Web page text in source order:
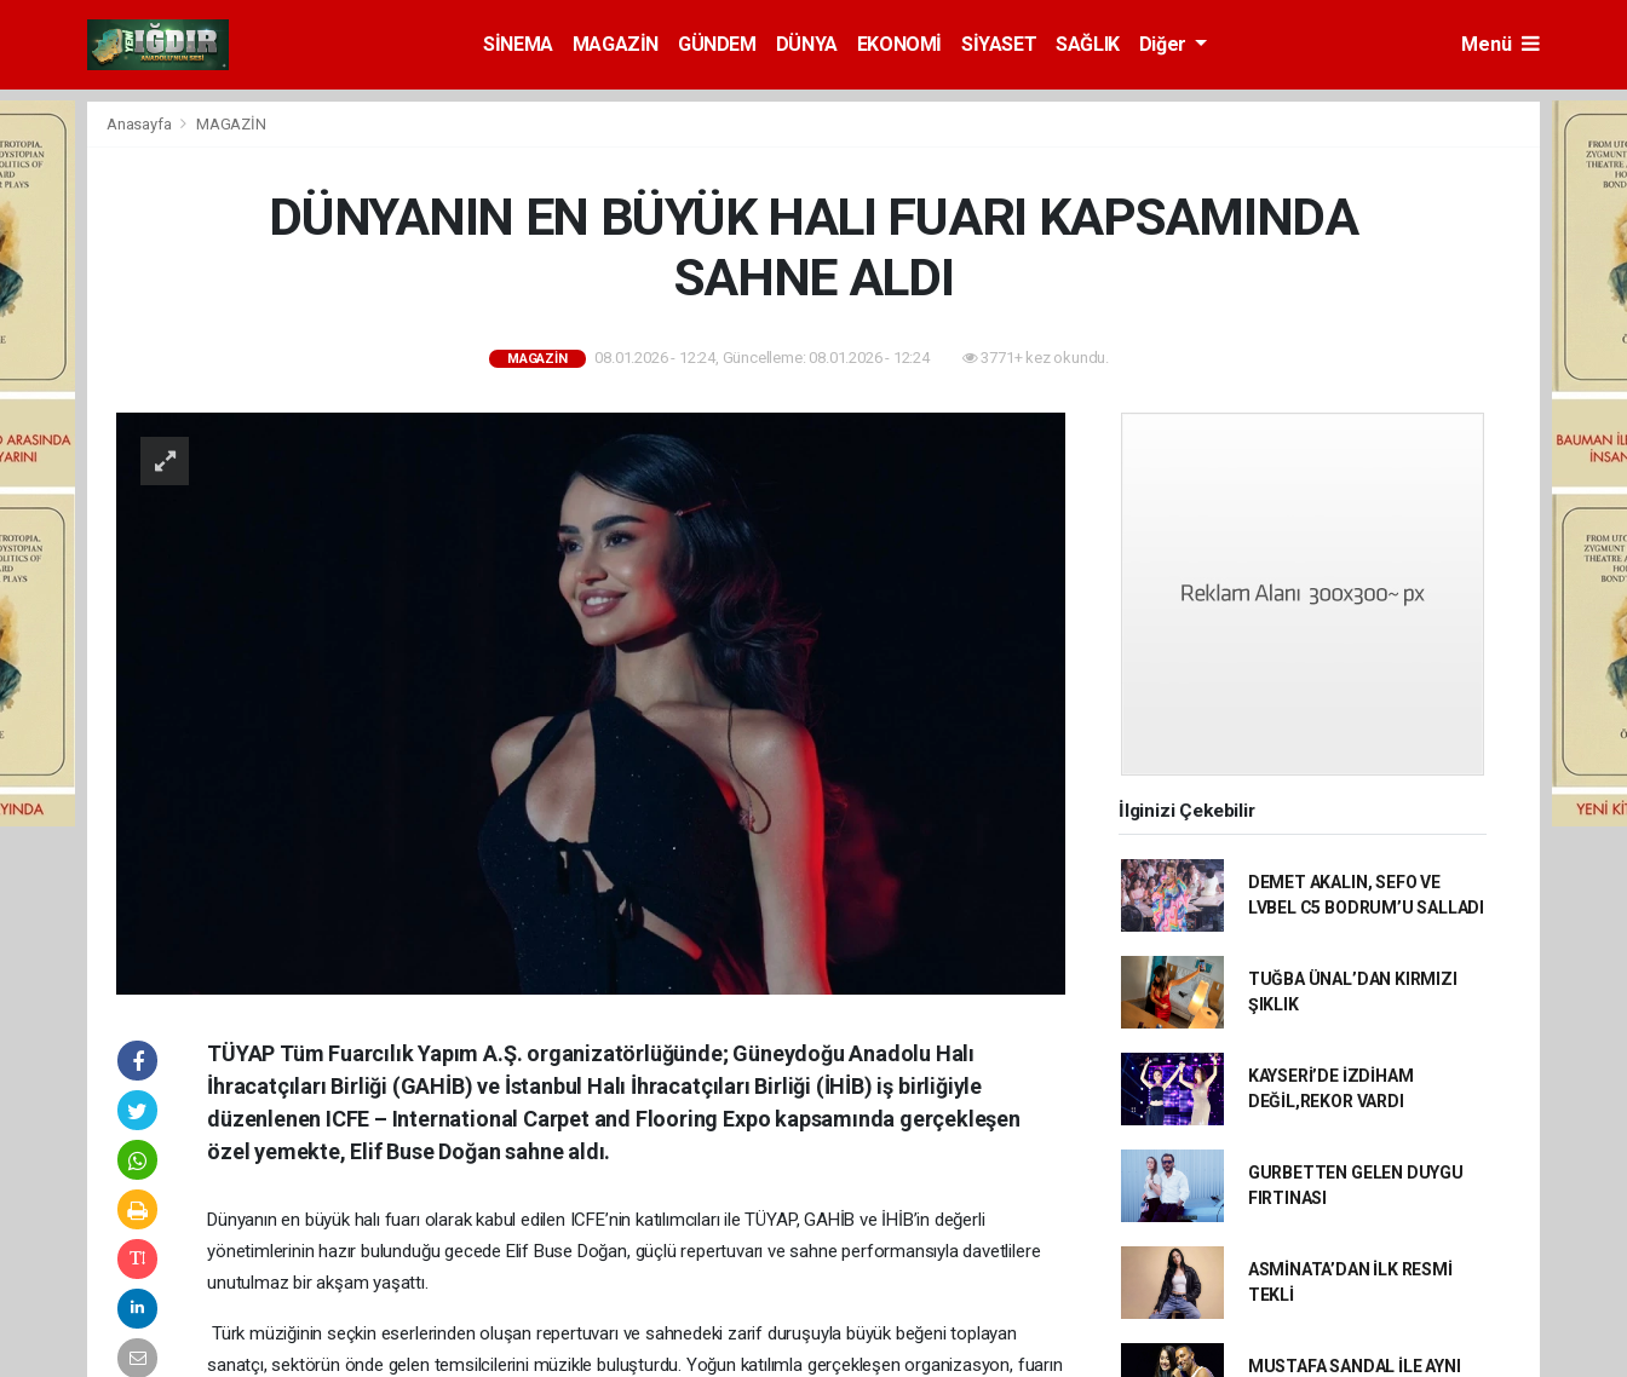
SİNEMA MAGAZİN GÜNDEM DÜNYA EKONOMİ SİYASET SAĞLIK Diğer Menü
Anasayfa MAGAZİN
DÜNYANIN EN BÜYÜK HALI FUARI KAPSAMINDA
SAHNE ALDI
MAGAZİN 08.01.2026 - 12:24, Güncelleme: 08.01.2026 - 12:24 3771+ kez okundu.
TÜYAP Tüm Fuarcılık Yapım A.Ş. organizatörlüğünde; Güneydoğu Anadolu Halı
İhracatçıları Birliği (GAHİB) ve İstanbul Halı İhracatçıları Birliği (İHİB) iş birliğiyle
düzenlenen ICFE – International Carpet and Flooring Expo kapsamında gerçekleşen
özel yemekte, Elif Buse Doğan sahne aldı.
Dünyanın en büyük halı fuarı olarak kabul edilen ICFE’nin katılımcıları ile TÜYAP, GAHİB ve İHİB’in değerli
yönetimlerinin hazır bulunduğu gecede Elif Buse Doğan, güçlü repertuvarı ve sahne performansıyla davetlilere
unutulmaz bir akşam yaşattı.
Türk müziğinin seçkin eserlerinden oluşan repertuvarı ve sahnedeki zarif duruşuyla büyük beğeni toplayan
sanatçı, sektörün önde gelen temsilcilerini müzikle buluşturdu. Yoğun katılımla gerçekleşen organizasyon, fuarın
İlginizi Çekebilir
DEMET AKALIN, SEFO VE
LVBEL C5 BODRUM’U SALLADI
TUĞBA ÜNAL’DAN KIRMIZI
ŞIKLIK
KAYSERİ’DE İZDİHAM
DEĞİL,REKOR VARDI
GURBETTEN GELEN DUYGU
FIRTINASI
ASMİNATA’DAN İLK RESMİ
TEKLİ
MUSTAFA SANDAL İLE AYNI